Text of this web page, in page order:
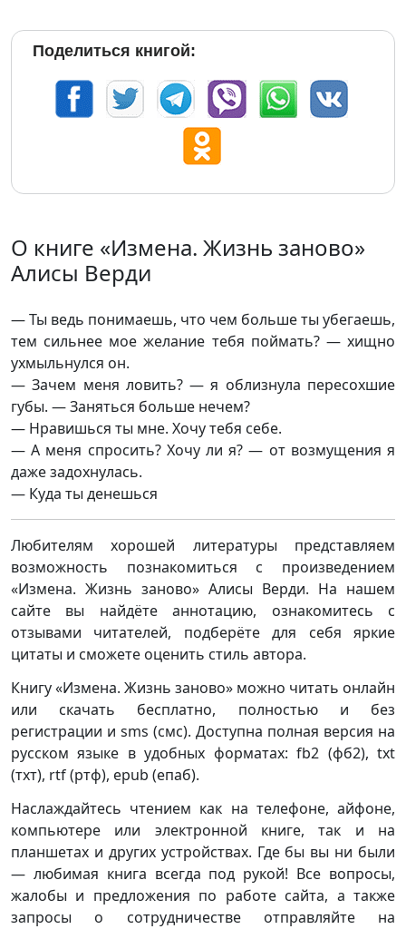
Поделиться книгой:
О книге «Измена. Жизнь заново»
Алисы Верди
— Ты ведь понимаешь, что чем больше ты убегаешь,
тем сильнее мое желание тебя поймать? — хищно
ухмыльнулся он.
— Зачем меня ловить? — я облизнула пересохшие
губы. — Заняться больше нечем?
— Нравишься ты мне. Хочу тебя себе.
— А меня спросить? Хочу ли я? — от возмущения я
даже задохнулась.
— Куда ты денешься
Любителям хорошей литературы представляем
возможность познакомиться с произведением
«Измена. Жизнь заново» Алисы Верди. На нашем
сайте вы найдёте аннотацию, ознакомитесь с
отзывами читателей, подберёте для себя яркие
цитаты и сможете оценить стиль автора.
Книгу «Измена. Жизнь заново» можно читать онлайн
или скачать бесплатно, полностью и без
регистрации и sms (смс). Доступна полная версия на
русском языке в удобных форматах: fb2 (фб2), txt
(тхт), rtf (ртф), epub (епаб).
Наслаждайтесь чтением как на телефоне, айфоне,
компьютере или электронной книге, так и на
планшетах и других устройствах. Где бы вы ни были
— любимая книга всегда под рукой! Все вопросы,
жалобы и предложения по работе сайта, а также
запросы о сотрудничестве отправляйте на